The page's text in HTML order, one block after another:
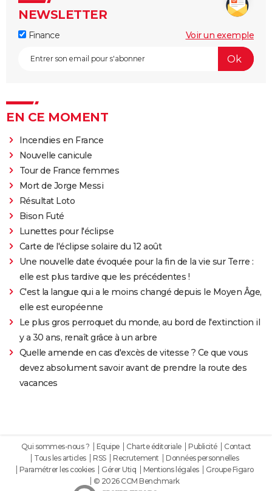
NEWSLETTER
Finance Voir un exemple
EN CE MOMENT
Incendies en France
Nouvelle canicule
Tour de France femmes
Mort de Jorge Messi
Résultat Loto
Bison Futé
Lunettes pour l'éclipse
Carte de l'éclipse solaire du 12 août
Une nouvelle date évoquée pour la fin de la vie sur Terre :
elle est plus tardive que les précédentes !
C'est la langue qui a le moins changé depuis le Moyen Âge,
elle est européenne
Le plus gros perroquet du monde, au bord de l'extinction il
y a 30 ans, renaît grâce à un arbre
Quelle amende en cas d'excès de vitesse ? Ce que vous
devez absolument savoir avant de prendre la route des
vacances
Qui sommes-nous ? Equipe Charte éditoriale Publicité
Contact
Tous les articles
RSS Recrutement
Données personnelles
Paramétrer les cookies
Gérer Utiq Mentions légales
Groupe Figaro
© 2026 CCM Benchmark